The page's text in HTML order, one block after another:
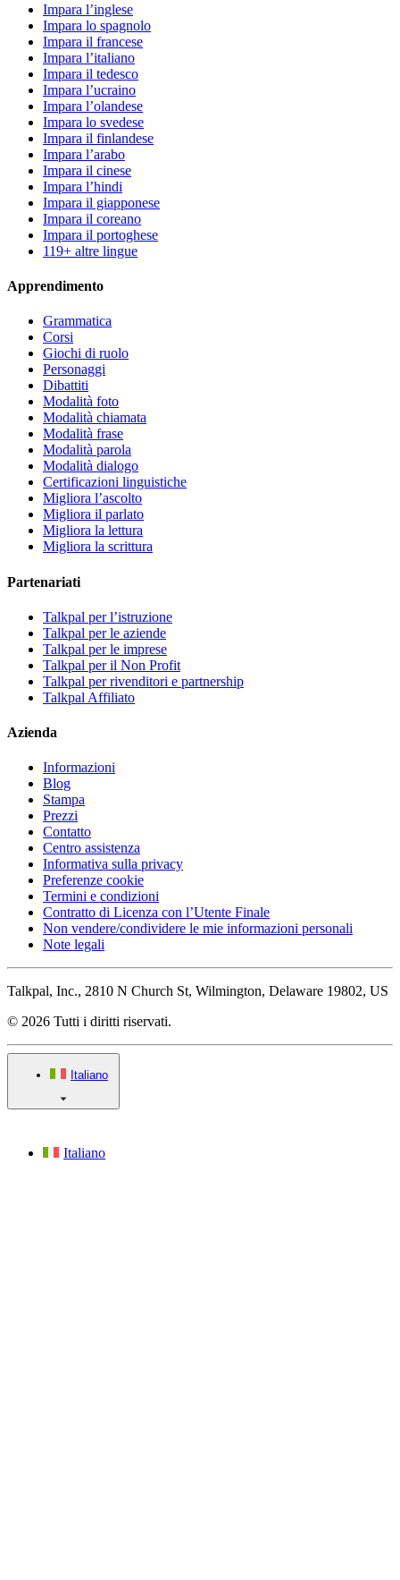
Impara l’inglese
Impara lo spagnolo
Impara il francese
Impara l’italiano
Impara il tedesco
Impara l’ucraino
Impara l’olandese
Impara lo svedese
Impara il finlandese
Impara l’arabo
Impara il cinese
Impara l’hindi
Impara il giapponese
Impara il coreano
Impara il portoghese
119+ altre lingue
Apprendimento
Grammatica
Corsi
Giochi di ruolo
Personaggi
Dibattiti
Modalità foto
Modalità chiamata
Modalità frase
Modalità parola
Modalità dialogo
Certificazioni linguistiche
Migliora l’ascolto
Migliora il parlato
Migliora la lettura
Migliora la scrittura
Partenariati
Talkpal per l’istruzione
Talkpal per le aziende
Talkpal per le imprese
Talkpal per il Non Profit
Talkpal per rivenditori e partnership
Talkpal Affiliato
Azienda
Informazioni
Blog
Stampa
Prezzi
Contatto
Centro assistenza
Informativa sulla privacy
Preferenze cookie
Termini e condizioni
Contratto di Licenza con l’Utente Finale
Non vendere/condividere le mie informazioni personali
Note legali
Talkpal, Inc., 2810 N Church St, Wilmington, Delaware 19802, US
© 2026 Tutti i diritti riservati.
Italiano
Italiano